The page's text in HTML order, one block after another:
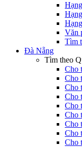
Văn
Tìm
Đà Nẵng
Tìm theo
Cho
Cho
Cho
Cho
Cho
Cho
Cho
Cho
Cho